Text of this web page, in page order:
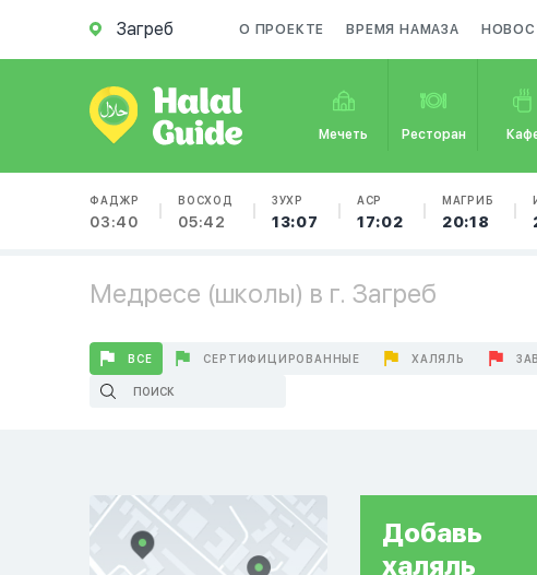
Загреб О ПРОЕКТЕ ВРЕМЯ НАМАЗА
Мечеть Ресторан
ФАДЖР
03:40
ВОСХОД
05:42
ЗУХР
13:07
АСР
17:02
МАГРИБ
20:18
Медресе (школы) в г. Загреб
ВСЕ СЕРТИФИЦИРОВАННЫЕ ХАЛЯЛЬ
Добавь
халяль